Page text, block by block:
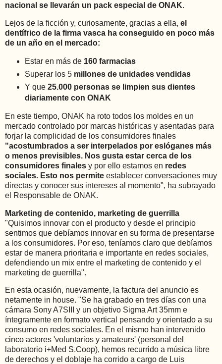
nacional se llevarán un pack especial de ONAK.
Lejos de la ficción y, curiosamente, gracias a ella, el
dentífrico de la firma vasca ha conseguido en poco más
de un año en el mercado:
Estar en más de 160 farmacias
Superar los 5millones de unidades vendidas
Y que 25.000 personas se limpien sus dientes
diariamente con ONAK
En este tiempo, ONAK ha roto todos los moldes en un
mercado controlado por marcas históricas y asentadas para
forjar la complicidad de los consumidores finales
"acostumbrados a ser interpelados por eslóganes más
o menos previsibles. Nos gusta estar cerca de los
consumidores finales y por ello estamos en redes
sociales. Esto nos permite establecer conversaciones muy
directas y conocer sus intereses al momento", ha subrayado
el Responsable de ONAK.
Marketing de contenido, marketing de guerrilla
"Quisimos innovar con el producto y desde el principio
sentimos que debíamos innovar en su forma de presentarse
a los consumidores. Por eso, teníamos claro que debíamos
estar de manera prioritaria e importante en redes sociales,
defendiendo un mix entre el marketing de contenido y el
marketing de guerrilla".
En esta ocasión, nuevamente, la factura del anuncio es
netamente in house. "Se ha grabado en tres días con una
cámara Sony A7SIII y un objetivo Sigma Art 35mm e
íntegramente en formato vertical pensando y orientado a su
consumo en redes sociales. En el mismo han intervenido
cinco actores 'voluntarios y amateurs' (personal del
laboratorio i+Med S.Coop), hemos recurrido a música libre
de derechos y el doblaje ha corrido a cargo de Luis